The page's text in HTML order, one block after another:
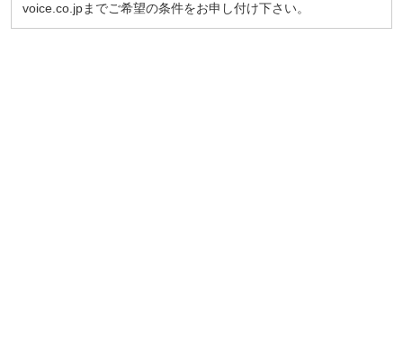
voice.co.jpまでご希望の条件をお申し付け下さい。